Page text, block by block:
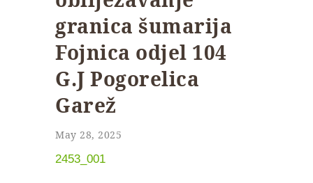
granica šumarija
Fojnica odjel 104
G.J Pogorelica
Garež
May 28, 2025
2453_001